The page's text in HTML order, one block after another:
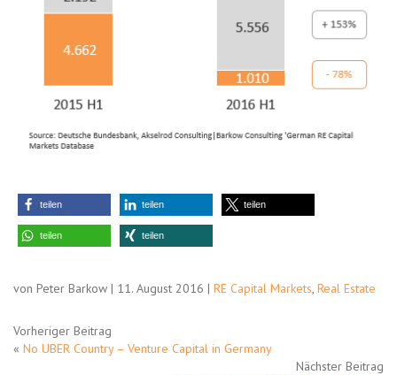
teilen teilen teilen
teilen teilen
von Peter Barkow | 11. August 2016 | RE Capital Markets, Real Estate
Vorheriger Beitrag
« No UBER Country – Venture Capital in Germany
Nächster Beitrag